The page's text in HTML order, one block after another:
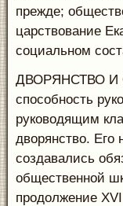
прежде;
царствование
социальном
ДВОРЯНСТВО И
способность
руководящим
дворянство. Его
создавались
общественной
продолжение